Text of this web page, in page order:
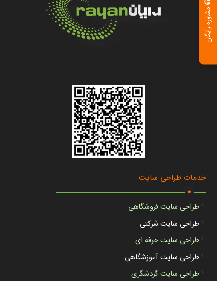
مشاوره رایگان
خدمات طراحی سایت
.
طراحی سایت فروشگاهی
طراحی سایت شرکتی
طراحی سایت حرفه ای
طراحی سایت آموزشگاهی
طراحی سایت گردشگری